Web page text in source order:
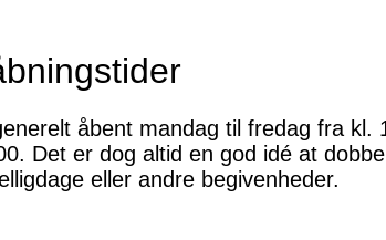
åbent mandag til fredag fra
Det er dog altid en god idé at
eller andre begivenheder.